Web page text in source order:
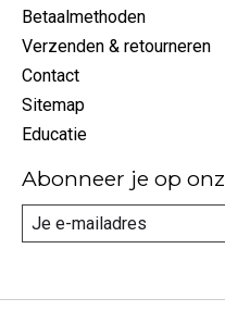
Betaalmethoden
Verzenden & retourneren
Contact
Sitemap
Educatie
Abonneer je op